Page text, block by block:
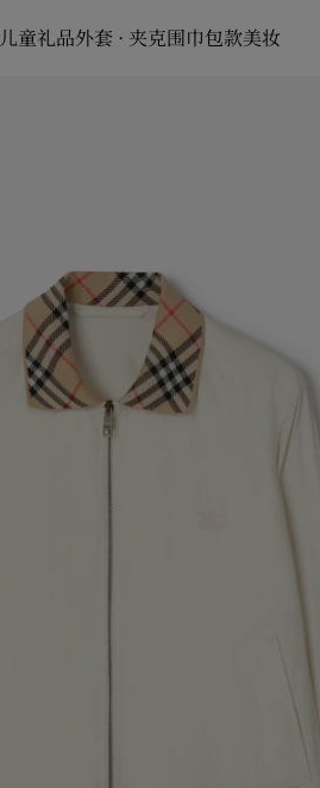
儿童礼品外套 · 夹克围巾包款美妆